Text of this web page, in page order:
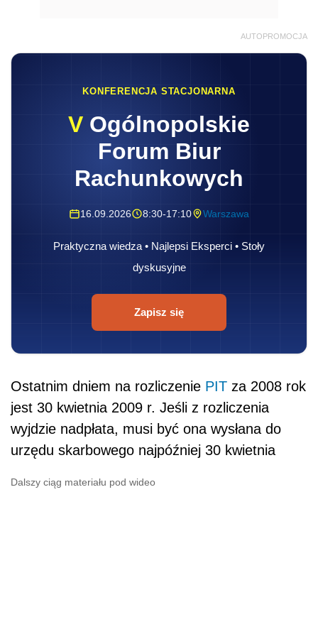
AUTOPROMOCJA
KONFERENCJA STACJONARNA
V Ogólnopolskie
Forum Biur
Rachunkowych
16.09.2026 8:30-17:10 Warszawa
Praktyczna wiedza • Najlepsi Eksperci • Stoły
dyskusyjne
Zapisz się
Ostatnim dniem na rozliczenie PIT za 2008 rok
jest 30 kwietnia 2009 r. Jeśli z rozliczenia
wyjdzie nadpłata, musi być ona wysłana do
urzędu skarbowego najpóźniej 30 kwietnia
Dalszy ciąg materiału pod wideo